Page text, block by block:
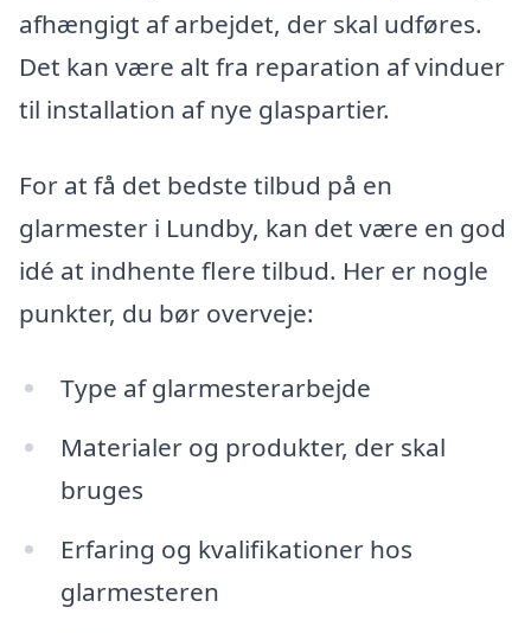
afhængigt af arbejdet, der skal udføres.
Det kan være alt fra reparation af vinduer
til installation af nye glaspartier.
For at få det bedste tilbud på en
glarmester i Lundby, kan det være en god
idé at indhente flere tilbud. Her er nogle
punkter, du bør overveje:
Type af glarmesterarbejde
Materialer og produkter, der skal
bruges
Erfaring og kvalifikationer hos
glarmesteren